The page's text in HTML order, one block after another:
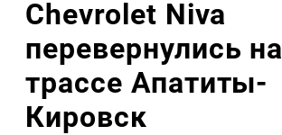
Chevrolet Niva
перевернулись на
трассе Апатиты-
Кировск